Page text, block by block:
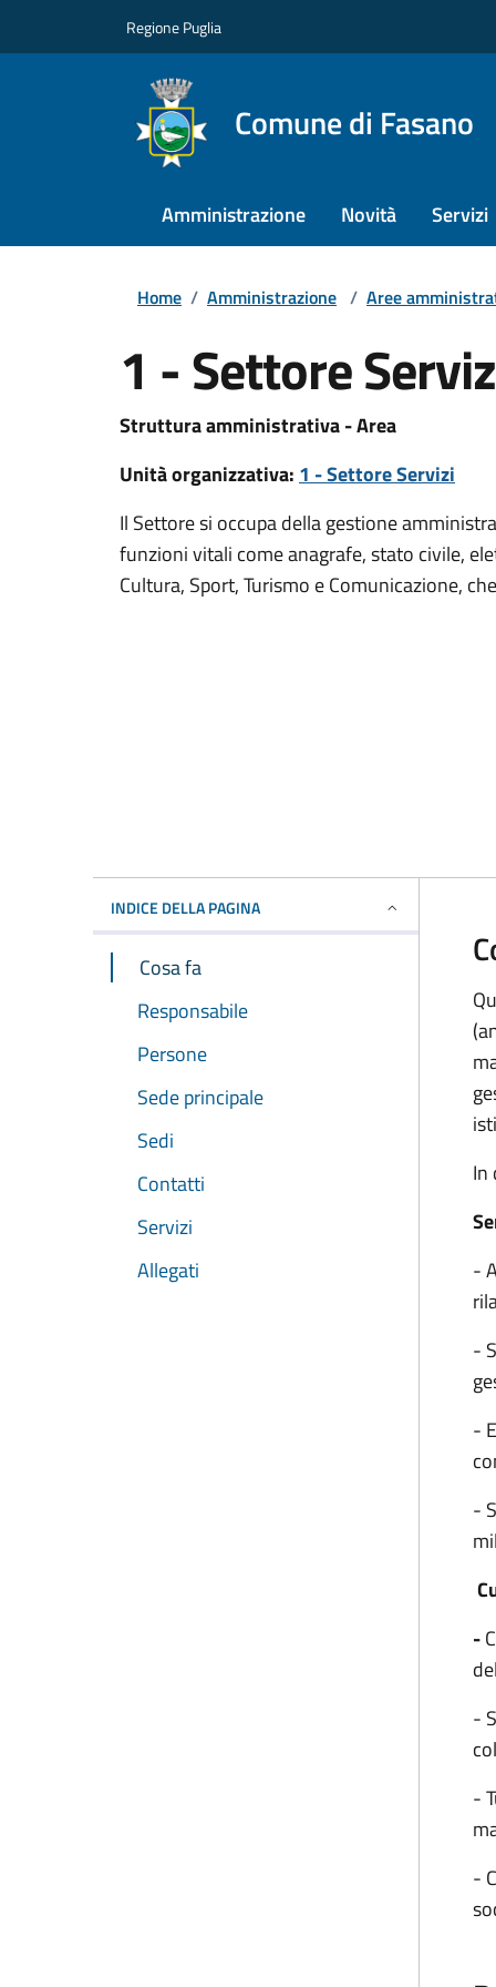
Regione Puglia
Comune di Fasano
Amministrazione Novità Servizi
Home / Amministrazione / Aree
1 - Settore
Struttura amministrativa - Area
Unità organizzativa: 1 - Settore Servizi
Il Settore si occupa della gestione
funzioni vitali come anagrafe, stato civile,
Cultura, Sport, Turismo e Comunicazione,
INDICE DELLA PAGINA
Cosa fa
Responsabile
Persone
Sede principale
Sedi
Contatti
Servizi
Allegati
In
-
-
-
-
-
-
-
-